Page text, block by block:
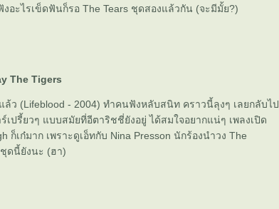
อะไรเข็ดฟันก็รอ The Tears ชุดสองแล้วกัน (จะมีมั้ย?)
The Tigers
ว (Lifeblood - 2004) ทำคนฟังหลับสนิท คราวนี้ลุงๆ เลยกลับไป
เปรี้ยวๆ แบบสมัยที่อีตาริชชี่ยังอยู่ ได้สมใจอยากแน่ๆ เพลงเปิด
ก็เก๋มาก เพราะดูเอ็ทกับ Nina Presson นักร้องนำวง The
ดนี้ยังนะ (ฮา)